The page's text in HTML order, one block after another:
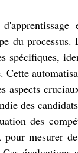
du
aspects
des
des
mesurer